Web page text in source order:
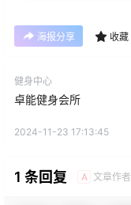
海报分享 收藏
健身中心
卓能健身会所
2024-11-23 17:13:45
1 条回复 A 文章作者